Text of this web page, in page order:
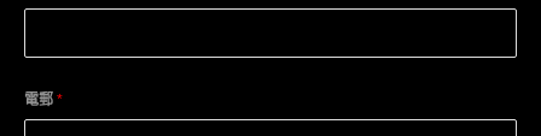
電郵 *